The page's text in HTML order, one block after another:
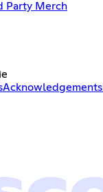
Party Merch
Acknowledgements